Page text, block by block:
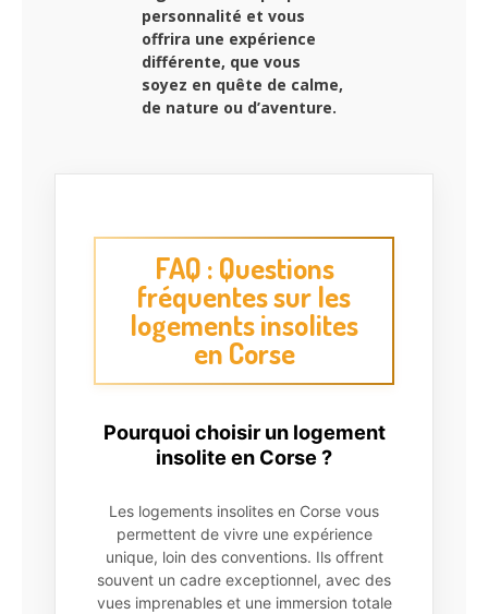
personnalité et vous
offrira une expérience
différente, que vous
soyez en quête de calme,
de nature ou d’aventure.
FAQ : Questions
fréquentes sur les
logements insolites
en Corse
Pourquoi choisir un logement
insolite en Corse ?
Les logements insolites en Corse vous
permettent de vivre une expérience
unique, loin des conventions. Ils offrent
souvent un cadre exceptionnel, avec des
vues imprenables et une immersion totale